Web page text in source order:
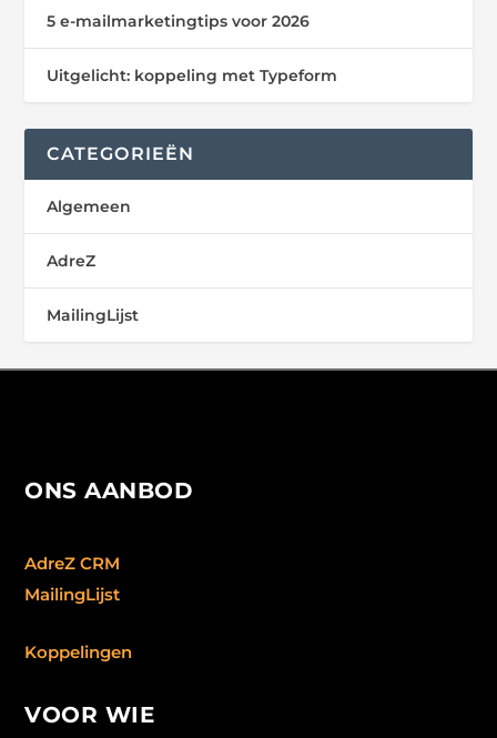
5 e-mailmarketingtips voor 2026
Uitgelicht: koppeling met Typeform
CATEGORIEËN
Algemeen
AdreZ
MailingLijst
ONS AANBOD
AdreZ CRM
MailingLijst
Koppelingen
VOOR WIE